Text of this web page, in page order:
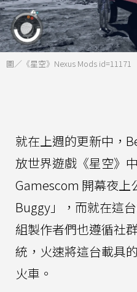
圖／《星空》Nexus Mods id=11171
就在上週的更新中，
放世界遊戲《星空》
Gamescom 開幕夜上
Buggy」，而就在這
組製作者們也遵循社
統，火速將這台載具
火車。